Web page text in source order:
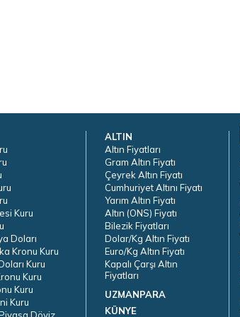
Kuru
Doları
Kronu Kuru
Kuru
Kuru
Kuru
Kuru
Döviz
ALTIN
Altın Fiyatları
Gram Altın Fiyatı
Çeyrek Altın Fiyatı
Cumhuriyet Altını Fiyatı
Yarım Altın Fiyatı
Altın (ONS) Fiyatı
Bilezik Fiyatları
Dolar/Kg Altın Fiyatı
Euro/Kg Altın Fiyatı
Kapalı Çarşı Altın
Fiyatları
UZMANPARA
KÜNYE